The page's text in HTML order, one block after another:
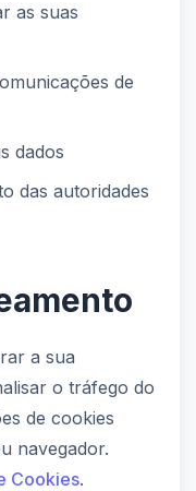
as suas
de
dados
das autoridades
a sua
o tráfego do
de cookies
navegador.
Cookies.